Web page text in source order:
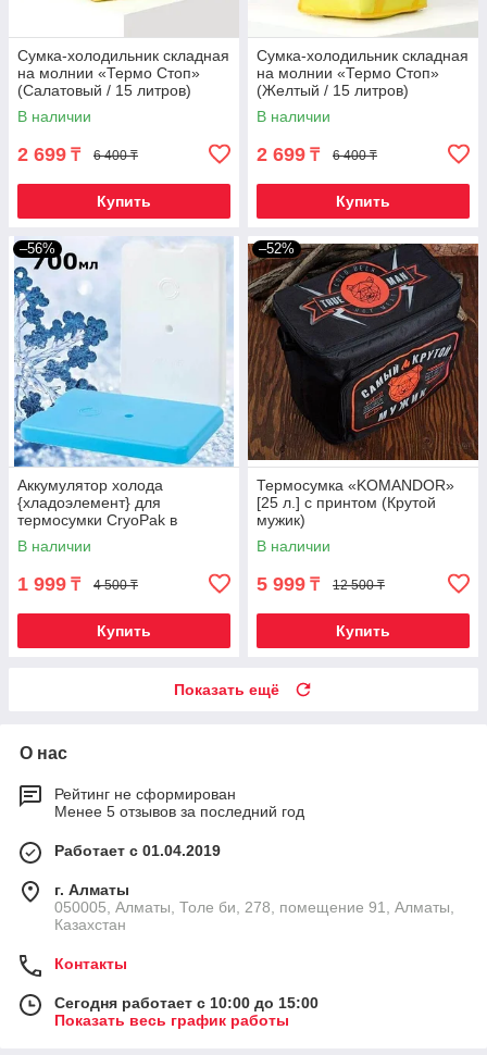
Сумка-холодильник складная
на молнии «Термо Стоп»
(Салатовый / 15 литров)
В наличии
2 699 ₸ 6 400 ₸
Купить
Сумка-холодильник складная
на молнии «Термо Стоп»
(Желтый / 15 литров)
В наличии
2 699 ₸ 6 400 ₸
Купить
–56%
Аккумулятор холода
{хладоэлемент} для
термосумки CryoPak в
плоском контейнере (700 мл)
В наличии
1 999 ₸ 4 500 ₸
Купить
–52%
Термосумка «KOMANDOR»
[25 л.] с принтом (Крутой
мужик)
В наличии
5 999 ₸ 12 500 ₸
Купить
Показать ещё
О нас
Рейтинг не сформирован
Менее 5 отзывов за последний год
Работает с 01.04.2019
г. Алматы
050005, Алматы, Толе би, 278, помещение 91, Алматы,
Казахстан
Контакты
Сегодня работает с 10:00 до 15:00
Показать весь график работы